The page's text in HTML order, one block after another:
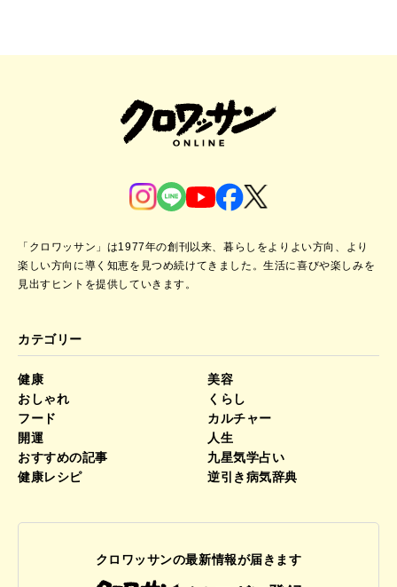
「クロワッサン」は1977年の創刊以来、暮らしをよりよい方向、より
楽しい方向に導く知恵を見つめ続けてきました。生活に喜びや楽しみを
見出すヒントを提供していきます。
カテゴリー
健康
美容
おしゃれ
くらし
フード
カルチャー
開運
人生
おすすめの記事
九星気学占い
健康レシピ
逆引き病気辞典
クロワッサンの最新情報が届きます